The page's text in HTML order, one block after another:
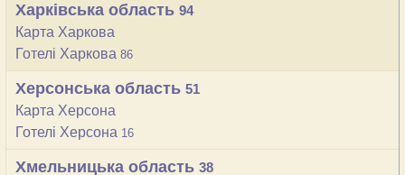
Харківська область 94
Карта Харкова
Готелі Харкова 86
Херсонська область 51
Карта Херсона
Готелі Херсона 16
Хмельницька область 38